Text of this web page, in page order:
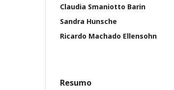
Claudia Smaniotto Barin
Sandra Hunsche
Ricardo Machado Ellensohn
Resumo